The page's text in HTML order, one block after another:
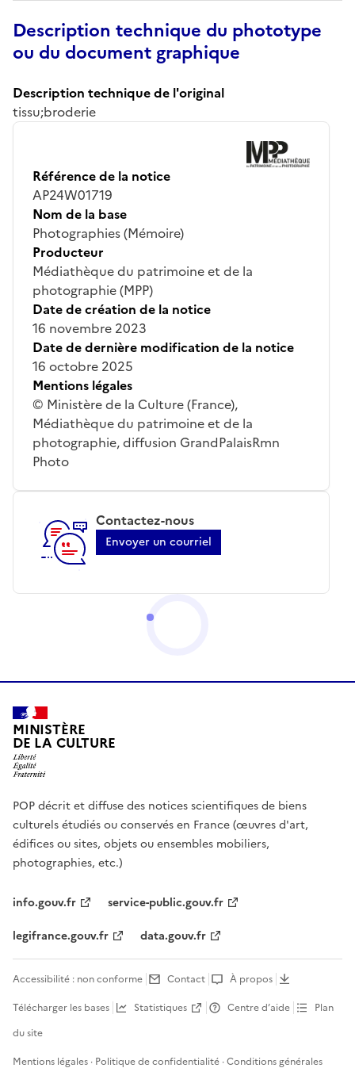
Description technique du phototype
ou du document graphique
Description technique de l'original
tissu;broderie
Référence de la notice
AP24W01719
Nom de la base
Photographies (Mémoire)
Producteur
Médiathèque du patrimoine et de la
photographie (MPP)
Date de création de la notice
16 novembre 2023
Date de dernière modification de la notice
16 octobre 2025
Mentions légales
© Ministère de la Culture (France),
Médiathèque du patrimoine et de la
photographie, diffusion GrandPalaisRmn
Photo
Contactez-nous
Envoyer un courriel
MINISTÈRE
DE LA CULTURE
POP décrit et diffuse des notices scientifiques de biens
culturels étudiés ou conservés en France (œuvres d'art,
édifices ou sites, objets ou ensembles mobiliers,
photographies, etc.)
info.gouv.fr
service-public.gouv.fr
legifrance.gouv.fr
data.gouv.fr
Accessibilité : non conforme Contact
À propos
Télécharger les bases
Statistiques Centre d’aide
Plan
du site
Mentions légales · Politique de confidentialité ·Conditions générales